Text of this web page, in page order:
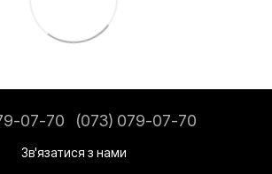
07-70 (073) 079-07-70
Зв'язатися з нами